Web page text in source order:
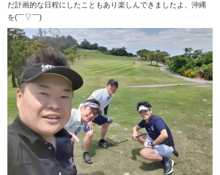
だ計画的な日程にしたこともあり楽しんできましたよ、沖縄
を(￣▽￣)